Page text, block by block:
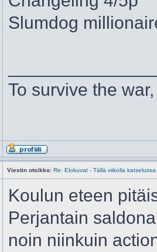
Slumdog
To survive the
Viestin otsikko: Re: Elokuvat - Tällä viikolla katselussa
Koulun eteen
Perjantain
noin niinkuin